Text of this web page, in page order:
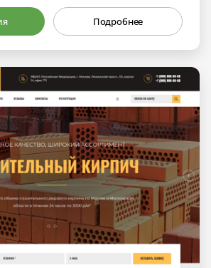
Подробнее